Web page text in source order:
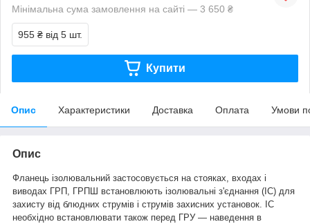
Мінімальна сума замовлення на сайті — 3 650 ₴
955 ₴ від 5 шт.
Купити
Опис Характеристики Доставка Оплата Умови
Опис
Фланець ізолювальний застосовується на стояках, входах і
виводах ГРП, ГРПШ встановлюють ізолювальні з'єднання (ІС) для
захисту від блюдних струмів і струмів захисних установок. ІС
необхідно встановлювати також перед ГРУ — наведення в